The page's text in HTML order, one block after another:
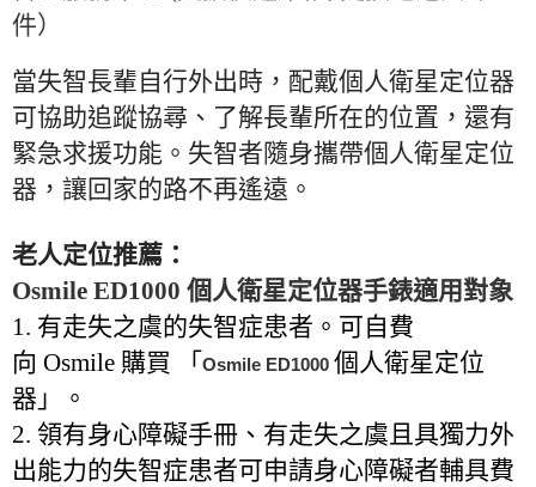
件）
當失智長輩自行外出時，配戴個人衛星定位器
可協助追蹤協尋、了解長輩所在的位置，還有
緊急求援功能。失智者隨身攜帶個人衛星定位
器，讓回家的路不再遙遠。
老人定位推薦：
Osmile ED1000 個人衛星定位器手錶適用對象
1. 有走失之虞的失智症患者。可自費
向 Osmile 購買 「 Osmile ED1000 個人衛星定位
器」。
2. 領有身心障礙手冊、有走失之虞且具獨力外
出能力的失智症患者可申請身心障礙者輔具費